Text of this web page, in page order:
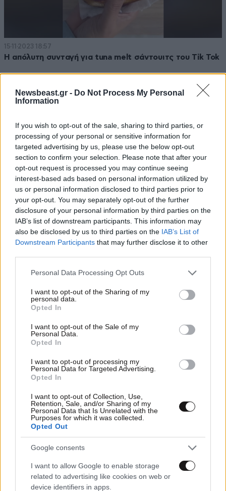
Newsbeast.gr - Do Not Process My Personal
Information
If you wish to opt-out of the sale, sharing to third parties, or
processing of your personal or sensitive information for
targeted advertising by us, please use the below opt-out
section to confirm your selection. Please note that after your
opt-out request is processed you may continue seeing
interest-based ads based on personal information utilized by
us or personal information disclosed to third parties prior to
your opt-out. You may separately opt-out of the further
disclosure of your personal information by third parties on the
IAB’s list of downstream participants. This information may
also be disclosed by us to third parties on the IAB’s List of
Downstream Participants that may further disclose it to other
Please note that this website/app uses one or more Google
not limited to your visit or usage behaviour. You may click to
grant or deny consent to Google and its third-party tags to
use your data for below specified purposes in below Google
consent section.
Personal Data Processing Opt Outs
I want to opt-out of the Sharing of my
personal data.
Opted In
I want to opt-out of the Sale of my
Personal Data.
Opted In
I want to opt-out of processing my
Personal Data for Targeted Advertising.
Opted In
I want to opt-out of Collection, Use,
Retention, Sale, and/or Sharing of my
Personal Data that Is Unrelated with the
Purposes for which it was collected.
Opted Out
Google consents
I want to allow Google to enable storage
related to advertising like cookies on web or
device identifiers in apps.
15·11·2023 18:57
Η απόλυτη συνταγή για tuna melt σάντουιτς του Tik Tok
02·11·2023 18:11
Τρως πρωινό στο αυτοκίνητο; Φτιάξε το πιο
απολαυστικό σάντουιτς
13·09·2023 13:29
Υγιεινό πρωινό σάντουιτς